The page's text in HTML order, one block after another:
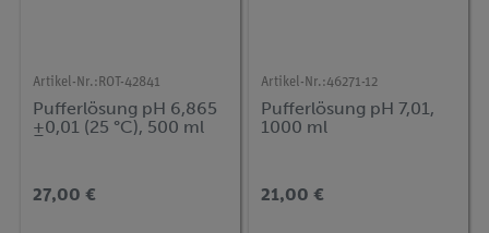
Artikel-Nr.: ROT-42841
Pufferlösung pH 6,865
±0,01 (25 °C), 500 ml
27,00 €
Artikel-Nr.:46271-12
Pufferlösung pH 7,01,
1000 ml
21,00 €